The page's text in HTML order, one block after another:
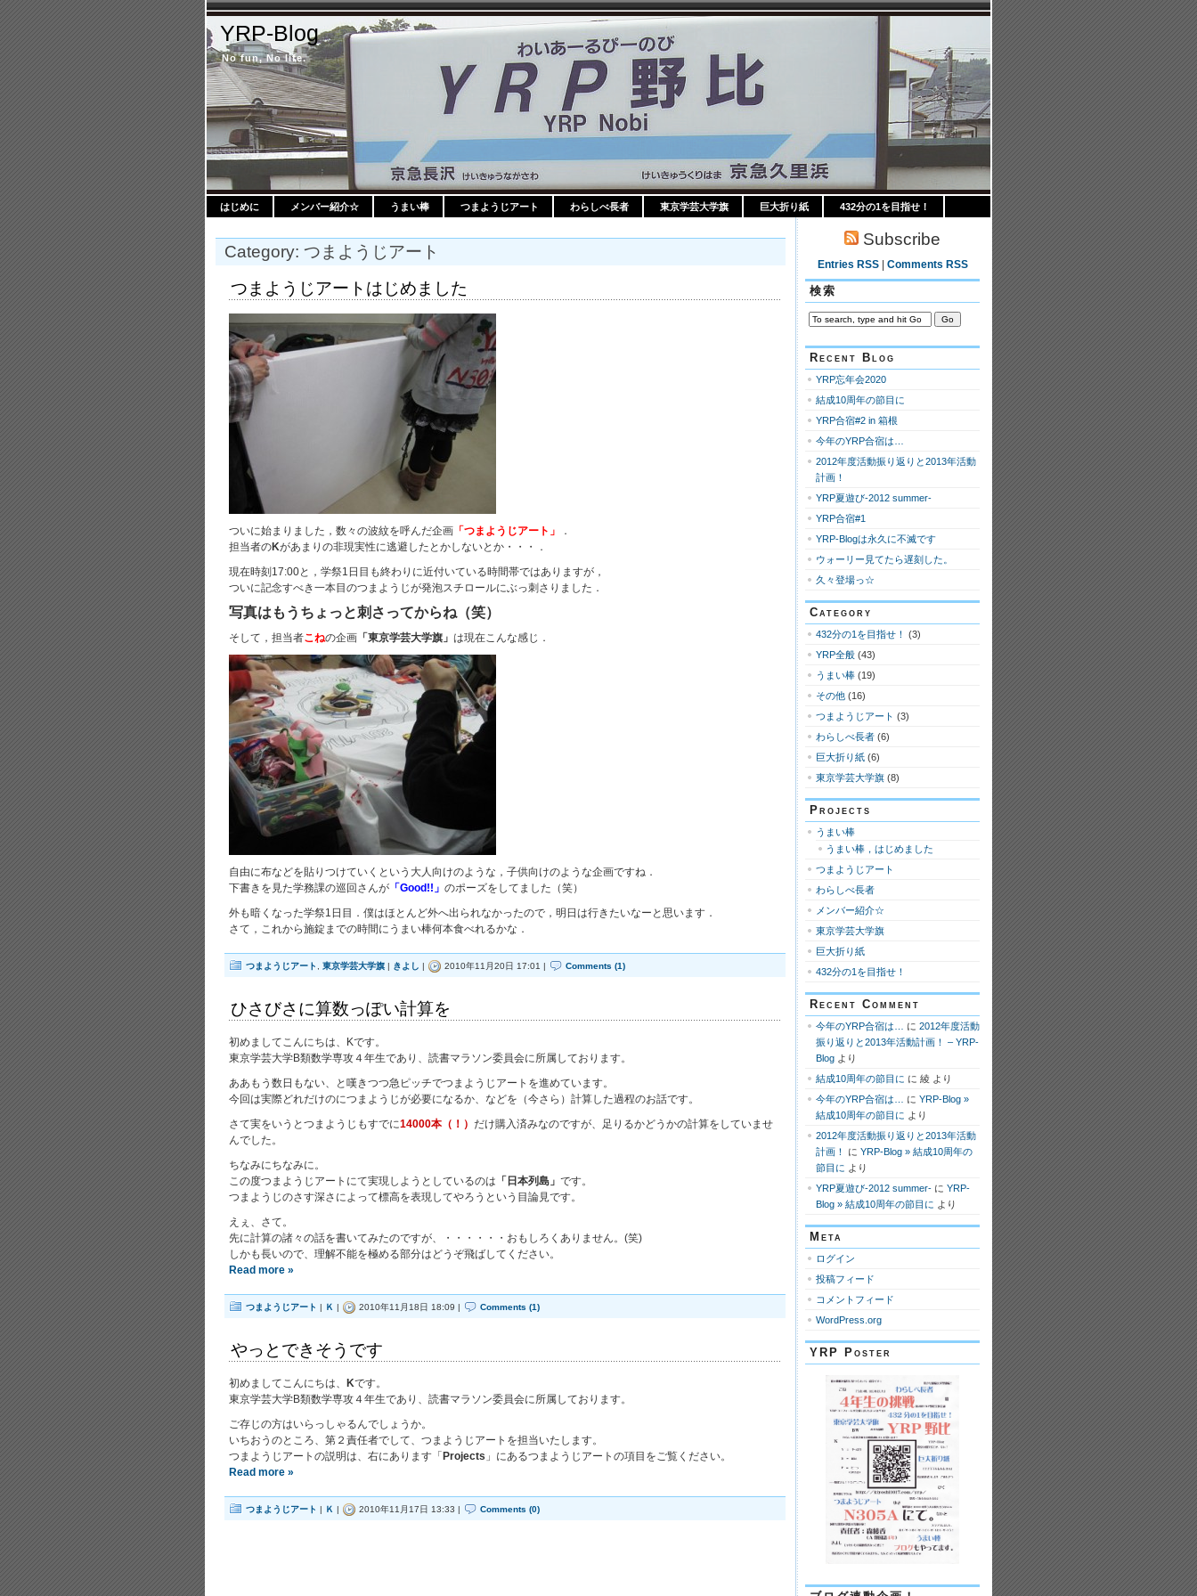
YRP-Blog
No fun, No life.
はじめに メンバー紹介☆ うまい棒 つまようじアート わらしべ長者 東京学芸大学旗 巨大折り紙 432分の1を目指せ！
Category: つまようじアート
つまようじアートはじめました
ついに始まりました，数々の波紋を呼んだ企画 「つまようじアート」
．
担当者のKがあまりの非現実性に逃避したとかしないとか・・・．
現在時刻17:00と，学祭1日目も終わりに近付いている時間帯ではありますが，
ついに記念すべき一本目のつまようじが発泡スチロールにぶっ刺さりました．
写真はもうちょっと刺さってからね（笑）
そして，担当者こねの企画 「東京学芸大学旗」 は現在こんな感じ．
自由に布などを貼りつけていくという大人向けのような，子供向けのような企画ですね．
下書きを見た学務課の巡回さんが 「Good!!」 のポーズをしてました（笑）
外も暗くなった学祭1日目．僕はほとんど外へ出られなかったので，明日は行きたいなーと思います．
さて，これから施錠までの時間にうまい棒何本食べれるかな．
つまようじアート 東京学芸大学旗 | きよし | 2010年11月20日 17:01 | Comments (1)
ひさびさに算数っぽい計算を
初めましてこんにちは、Kです。
東京学芸大学B類数学専攻４年生であり、読書マラソン委員会に所属しております。
ああもう数日もない、と嘆きつつ急ピッチでつまようじアートを進めています。
今回は実際どれだけのにつまようじが必要になるか、などを（今さら）計算した過程のお話です。
さて実をいうとつまようじもすでに14000本（！） だけ購入済みなのですが、足りるかどうかの計算をしていませ
んでした。
ちなみにちなみに。
この度つまようじアートにて実現しようとしているのは 「日本列島」 です。
つまようじのさす深さによって標高を表現してやろうという目論見です。
えぇ、さて。
先に計算の諸々の話を書いてみたのですが、・・・・・・おもしろくありません。(笑)
しかも長いので、理解不能を極める部分はどうぞ飛ばしてください。
Read more »
つまようじアート | Ｋ | 2010年11月18日 18:09 | Comments (1)
やっとできそうです
初めましてこんにちは、 Kです。
東京学芸大学B類数学専攻４年生であり、読書マラソン委員会に所属しております。
ご存じの方はいらっしゃるんでしょうか。
いちおうのところ、第２責任者でして、つまようじアートを担当いたします。
つまようじアートの説明は、右にあります「 Projects 」にあるつまようじアートの項目をご覧ください。
Read more »
つまようじアート | Ｋ | 2010年11月17日 13:33 | Comments (0)
Subscribe
Entries RSS| Comments RSS
検索
Recent Blog
YRP忘年会2020
結成10周年の節目に
YRP合宿#2 in 箱根
今年のYRP合宿は…
2012年度活動振り返りと2013年活動
計画！
YRP夏遊び-2012 summer-
YRP合宿#1
YRP-Blogは永久に不滅です
ウォーリー見てたら遅刻した。
久々登場っ☆
Category
432分の1を目指せ！
(3)
YRP全般 (43)
うまい棒 (19)
その他 (16)
つまようじアート (3)
わらしべ長者 (6)
巨大折り紙 (6)
東京学芸大学旗 (8)
Projects
うまい棒
うまい棒，はじめました
つまようじアート
わらしべ長者
メンバー紹介☆
東京学芸大学旗
巨大折り紙
432分の1を目指せ！
Recent Comment
今年のYRP合宿は… に 2012年度活動
振り返りと2013年活動計画！ – YRP-
Blog より
結成10周年の節目に に 綾 より
今年のYRP合宿は…
に YRP-Blog »
結成10周年の節目に より
2012年度活動振り返りと2013年活動
計画！
に YRP-Blog » 結成10周年の
節目に より
YRP夏遊び-2012 summer- に YRP-
Blog » 結成10周年の節目に より
Meta
ログイン
投稿フィード
コメントフィード
WordPress.org
YRP Poster